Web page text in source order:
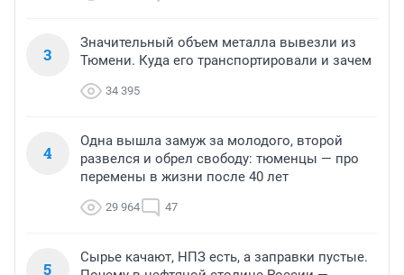
3
Значительный объем металла вывезли из
Тюмени. Куда его транспортировали и зачем
34 395
4
Одна вышла замуж за молодого, второй
развелся и обрел свободу: тюменцы — про
перемены в жизни после 40 лет
29 964 47
5
Сырье качают, НПЗ есть, а заправки пустые.